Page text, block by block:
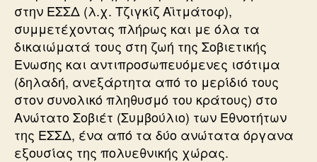
στην ΕΣΣΔ (λ.χ. Τζιγκίζ Αϊτμάτοφ),
συμμετέχοντας πλήρως και με όλα τα
δικαιώματά τους στη ζωή της Σοβιετικής
Ενωσης και αντιπροσωπευόμενες ισότιμα
(δηλαδή, ανεξάρτητα από το μερίδιό τους
στον συνολικό πληθυσμό του κράτους) στο
Ανώτατο Σοβιέτ (Συμβούλιο) των Εθνοτήτων
της ΕΣΣΔ, ένα από τα δύο ανώτατα όργανα
εξουσίας της πολυεθνικής χώρας.